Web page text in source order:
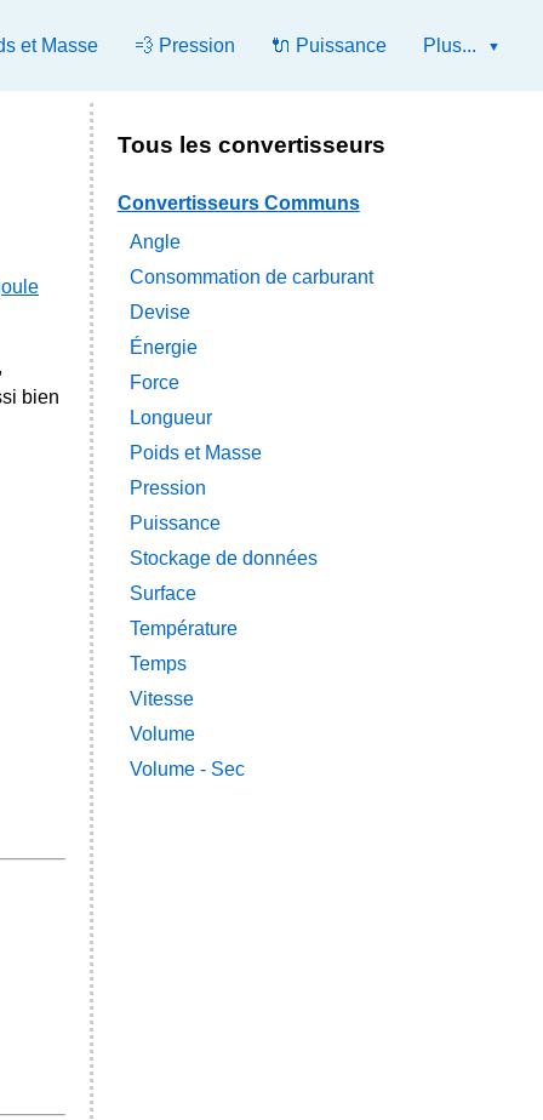
et Masse 💨 Pression 🔌 Puissance Plus...
bien
Tous les convertisseurs
Convertisseurs Communs
Angle
Consommation de carburant
Devise
Énergie
Force
Longueur
Poids et Masse
Pression
Puissance
Stockage de données
Surface
Température
Temps
Vitesse
Volume
Volume - Sec